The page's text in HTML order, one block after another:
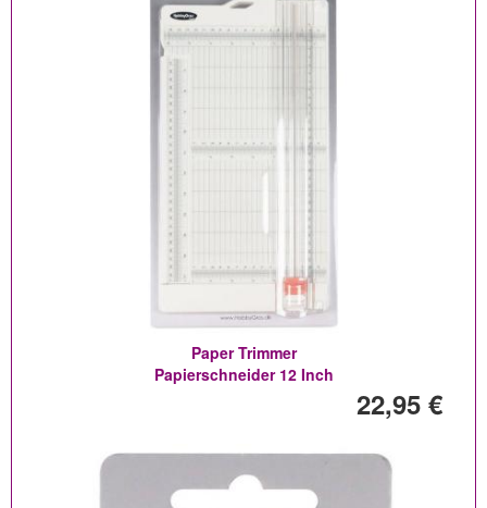
Paper Trimmer
Papierschneider 12 Inch
22,95 €